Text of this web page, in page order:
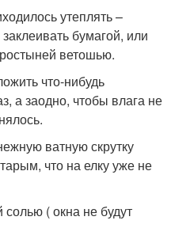
утеплять –
бумагой, или
ветошью.
что-нибудь
а заодно, чтобы влага не
ватную скрутку
что на елку уже не
солью ( окна не будут